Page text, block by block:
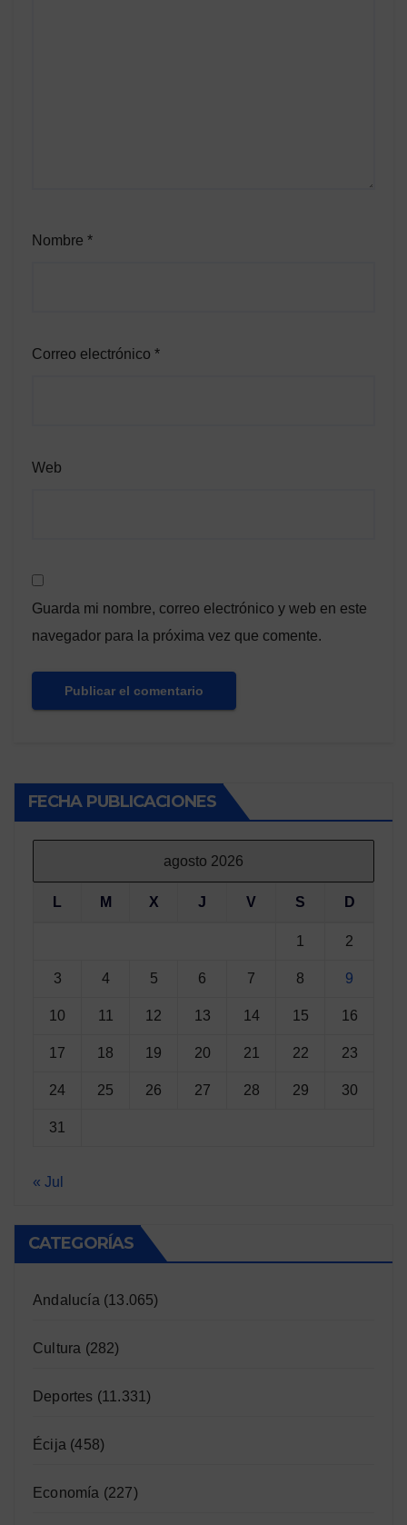
Nombre *
Correo electrónico *
Web
Guarda mi nombre, correo electrónico y web en este
navegador para la próxima vez que comente.
FECHA PUBLICACIONES
agosto 2026
L M X J V S D
1 2
3 4 5 6 7 8 9
10 11 12 13 14 15 16
17 18 19 20 21 22 23
24 25 26 27 28 29 30
31
« Jul
CATEGORÍAS
Andalucía (13.065)
Cultura (282)
Deportes (11.331)
Écija (458)
Economía (227)